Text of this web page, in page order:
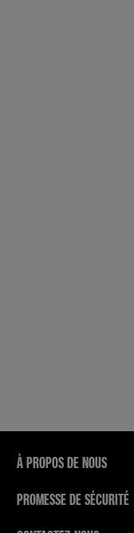
À PROPOS DE NOUS
PROMESSE DE SÉCURITÉ